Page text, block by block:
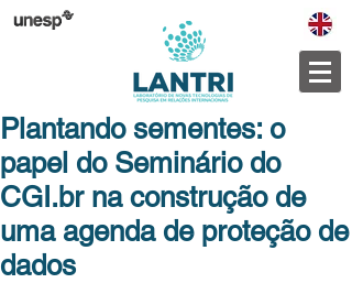
Plantando sementes: o
papel do Seminário do
CGI.br na construção de
uma agenda de proteção de
dados